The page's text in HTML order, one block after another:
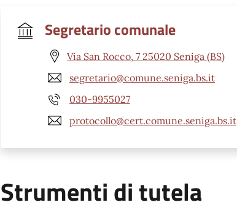
Segretario comunale
Via San Rocco, 7 25020 Seniga (BS)
segretario@comune.seniga.bs.it
030-9955027
protocollo@cert.comune.seniga.bs.it
Strumenti di tutela